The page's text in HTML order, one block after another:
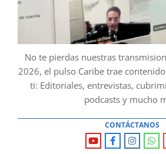
No te pierdas nuestras
2026, el pulso Caribe trae
ti: Editoriales, entrevistas,
podcasts y mucho
CONTÁCTANOS